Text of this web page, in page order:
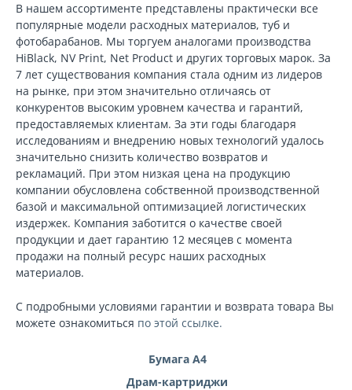
В нашем ассортименте представлены практически все
популярные модели расходных материалов, туб и
фотобарабанов. Мы торгуем аналогами производства
HiBlack, NV Print, Net Product и других торговых марок. За
7 лет существования компания стала одним из лидеров
на рынке, при этом значительно отличаясь от
конкурентов высоким уровнем качества и гарантий,
предоставляемых клиентам. За эти годы благодаря
исследованиям и внедрению новых технологий удалось
значительно снизить количество возвратов и
рекламаций. При этом низкая цена на продукцию
компании обусловлена собственной производственной
базой и максимальной оптимизацией логистических
издержек. Компания заботится о качестве своей
продукции и дает гарантию 12 месяцев с момента
продажи на полный ресурс наших расходных
материалов.
С подробными условиями гарантии и возврата товара Вы
можете ознакомиться по этой ссылке.
Бумага А4
Драм-картриджи